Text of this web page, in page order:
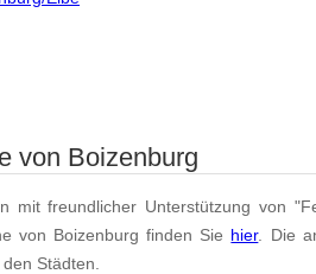
von Boizenburg
mit freundlicher Unterstützung von
von Boizenburg finden Sie hier. Die
Städten.